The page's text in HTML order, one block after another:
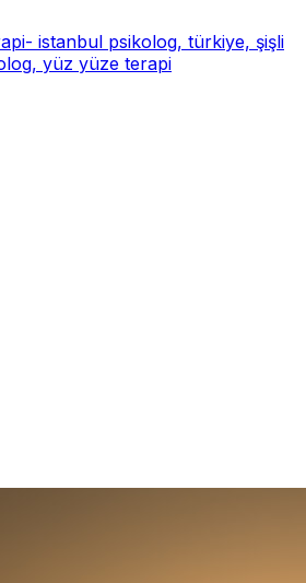
istanbul psikolog, türkiye, şişli
yüz yüze terapi